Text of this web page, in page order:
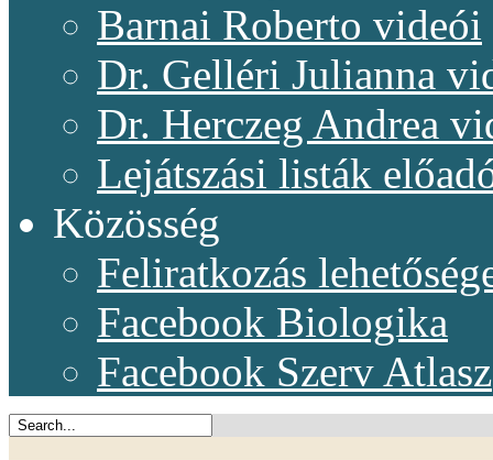
Barnai Roberto videói
Dr. Gelléri Julianna
Dr. Herczeg Andrea
Lejátszási listák
Közösség
Feliratkozás
Facebook Biologika
Facebook Szerv Atlasz